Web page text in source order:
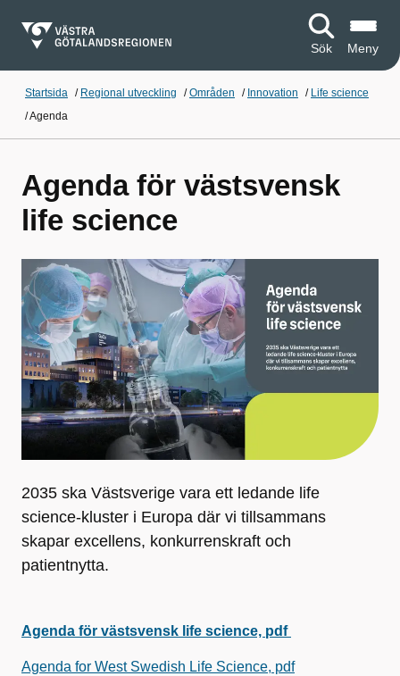
Sök Meny
Startsida / Regional utveckling /Områden / Innovation / Life science
/Agenda
Agenda för västsvensk
life science
2035 ska Västsverige vara ett ledande life
science-kluster i Europa där vi tillsammans
skapar excellens, konkurrenskraft och
patientnytta.
Agenda för västsvensk life science, pdf
Agenda for West Swedish Life Science, pdf